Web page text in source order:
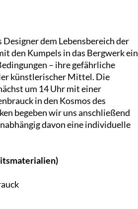
dem Lebensbereich der
den Kumpels in das Bergwerk ein
– ihre gefährliche
künstlerischer Mittel. Die
um 14 Uhr mit einer
in den Kosmos des
begeben wir uns anschließend
davon eine individuelle